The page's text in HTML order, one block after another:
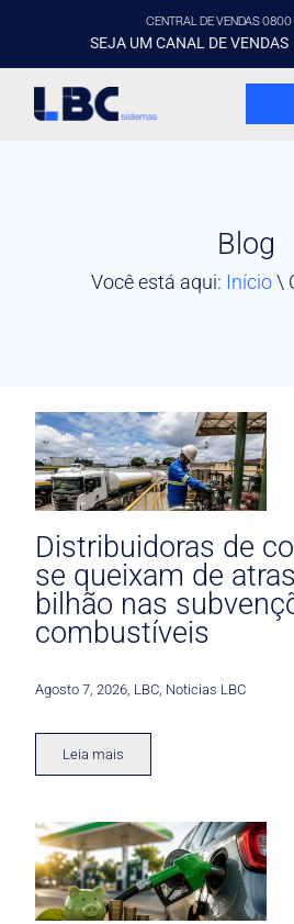
CENTRAL DE VENDAS
SEJA UM CANAL DE VENDAS
Blog
Você está aqui: Início\
Distribuidoras de
se queixam de
bilhão nas
combustíveis
Agosto 7, 2026 LBC Noticias LBC
Leia mais